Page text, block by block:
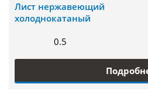
Лист нержавеющий
холоднокатаный
0.5